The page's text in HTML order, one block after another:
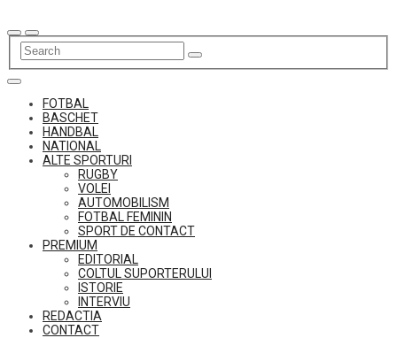
to
content
FOTBAL
BASCHET
HANDBAL
NATIONAL
ALTE SPORTURI
RUGBY
VOLEI
AUTOMOBILISM
FOTBAL FEMININ
SPORT DE CONTACT
PREMIUM
EDITORIAL
COLTUL SUPORTERULUI
ISTORIE
INTERVIU
REDACTIA
CONTACT